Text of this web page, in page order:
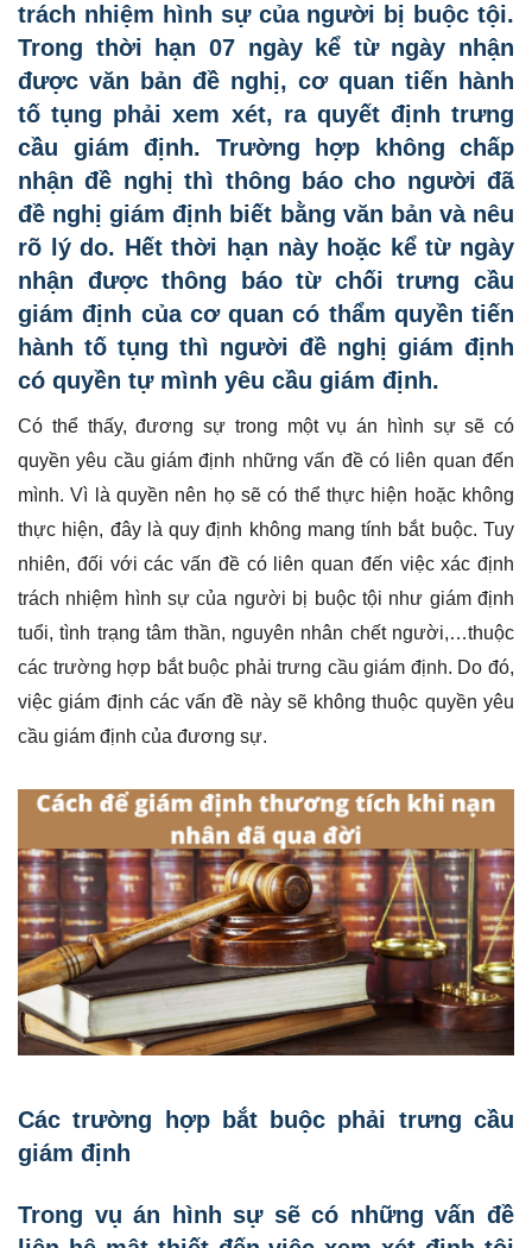
trách nhiệm hình sự của người bị buộc tội.
Trong thời hạn 07 ngày kể từ ngày nhận
được văn bản đề nghị, cơ quan tiến hành
tố tụng phải xem xét, ra quyết định trưng
cầu giám định. Trường hợp không chấp
nhận đề nghị thì thông báo cho người đã
đề nghị giám định biết bằng văn bản và nêu
rõ lý do. Hết thời hạn này hoặc kể từ ngày
nhận được thông báo từ chối trưng cầu
giám định của cơ quan có thẩm quyền tiến
hành tố tụng thì người đề nghị giám định
có quyền tự mình yêu cầu giám định.
Có thể thấy, đương sự trong một vụ án hình sự sẽ có
quyền yêu cầu giám định những vấn đề có liên quan đến
mình. Vì là quyền nên họ sẽ có thể thực hiện hoặc không
thực hiện, đây là quy định không mang tính bắt buộc. Tuy
nhiên, đối với các vấn đề có liên quan đến việc xác định
trách nhiệm hình sự của người bị buộc tội như giám định
tuổi, tình trạng tâm thần, nguyên nhân chết người,…thuộc
các trường hợp bắt buộc phải trưng cầu giám định. Do đó,
việc giám định các vấn đề này sẽ không thuộc quyền yêu
cầu giám định của đương sự.
Các trường hợp bắt buộc phải trưng cầu
giám định
Trong vụ án hình sự sẽ có những vấn đề